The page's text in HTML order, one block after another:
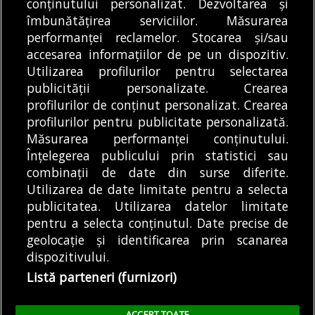
înființată în 2016 și
care aparține Primăriei
condusă de...
03/08/2026
Bacalaureat 2026
începe luni, 3 august...
DEDIANA MATEI 03/08/2026
MODIFICĂ SETĂRILE COOKIES
© Copyright 2025 - Buletin de București.
Găzduit dePresslabs.com. Powered by TRS Design.
Despre
Noi
Media
Kit
Politică De
Confidențialitate
Cookie
Policy (EU)
Cookie
Policy
Tweet
Facebook
Share this selection
Tweet
conținutului personalizat. Dezvoltarea și
îmbunătățirea serviciilor. Măsurarea
performanței reclamelor. Stocarea și/sau
accesarea informațiilor de pe un dispozitiv.
Utilizarea profilurilor pentru selectarea
publicității personalizate. Crearea
profilurilor de conținut personalizat. Crearea
profilurilor pentru publicitate personalizată.
Măsurarea performanței conținutului.
Înțelegerea publicului prin statistici sau
combinații de date din surse diferite.
Utilizarea de date limitate pentru a selecta
publicitatea. Utilizarea datelor limitate
pentru a selecta conținutul. Date precise de
geolocație și identificarea prin scanarea
dispozitivului.
Listă parteneri (furnizori)